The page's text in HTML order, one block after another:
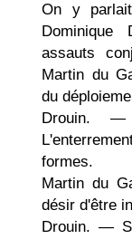
On y
assauts
Martin du
du
Drouin.
formes.
Martin du
désir d'être
Drouin. —